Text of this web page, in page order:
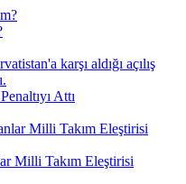
Attı
Milli Takım Eleştirisi